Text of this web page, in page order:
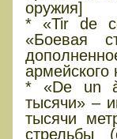
оружия]
* «Tir de
«Боевая
армейского
* «De un
тысячи» –
тысячи
стрельбы